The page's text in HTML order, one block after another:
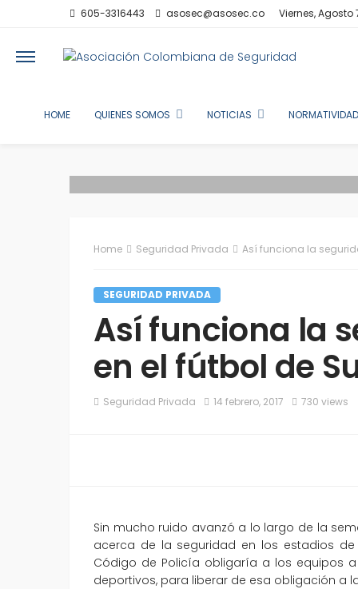
605-3316443 asosec@asosec.co Viernes, Agosto
HOME QUIENES SOMOS NOTICIAS
Home Seguridad Privada Así funciona la
SEGURIDAD PRIVADA
Así funciona la
en el fútbol de
Seguridad Privada 14 febrero, 2017 730 views
Sin mucho ruido avanzó a lo largo de la
acerca de la seguridad en los estadios
Código de Policía obligaría a los equipos
deportivos, para liberar de esa obligación a